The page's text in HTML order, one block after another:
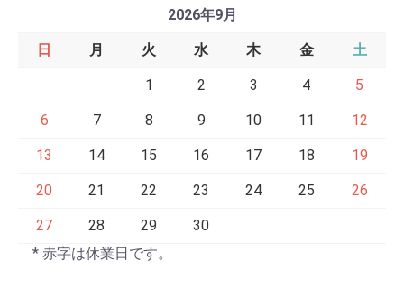
2026年9月
日 月 火 水 木 金 土
1 2 3 4 5
6 7 8 9 10 11 12
13 14 15 16 17 18 19
20 21 22 23 24 25 26
27 28 29
30
* 赤字は休業日です。